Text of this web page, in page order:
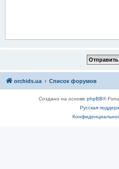
orchids.ua Список форумов
Создано на основе phpBB®
Русская